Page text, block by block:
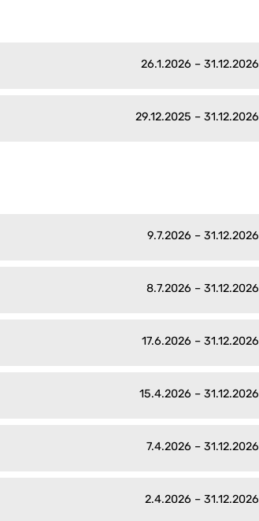
26.1.2026 – 31.12.2026
29.12.2025 – 31.12.2026
9.7.2026 – 31.12.2026
8.7.2026 – 31.12.2026
17.6.2026 – 31.12.2026
15.4.2026 – 31.12.2026
7.4.2026 – 31.12.2026
2.4.2026 – 31.12.2026